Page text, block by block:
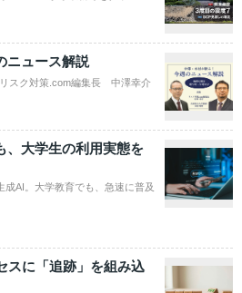
ニュース解説
スク対策.com編集長 中澤幸介
、大学生の利用実態を
AI。大学教育でも、急速に普及
に「追跡」を組み込